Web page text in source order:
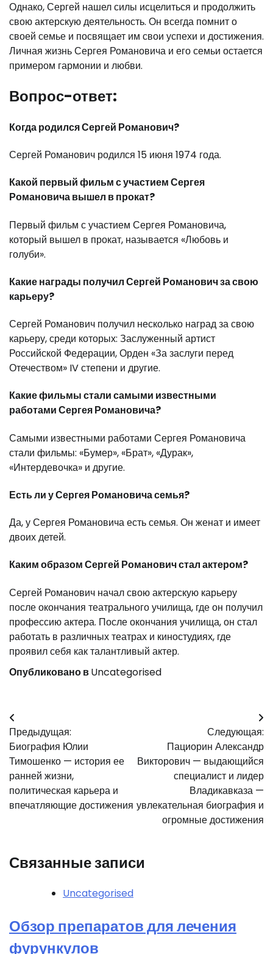
Однако, Сергей нашел силы исцелиться и продолжить
свою актерскую деятельность. Он всегда помнит о
своей семье и посвящает им свои успехи и достижения.
Личная жизнь Сергея Романовича и его семьи остается
примером гармонии и любви.
Вопрос-ответ:
Когда родился Сергей Романович?
Сергей Романович родился 15 июня 1974 года.
Какой первый фильм с участием Сергея
Романовича вышел в прокат?
Первый фильм с участием Сергея Романовича,
который вышел в прокат, называется «Любовь и
голуби».
Какие награды получил Сергей Романович за свою
карьеру?
Сергей Романович получил несколько наград за свою
карьеру, среди которых: Заслуженный артист
Российской Федерации, Орден «За заслуги перед
Отечеством» IV степени и другие.
Какие фильмы стали самыми известными
работами Сергея Романовича?
Самыми известными работами Сергея Романовича
стали фильмы: «Бумер», «Брат», «Дурак»,
«Интердевочка» и другие.
Есть ли у Сергея Романовича семья?
Да, у Сергея Романовича есть семья. Он женат и имеет
двоих детей.
Каким образом Сергей Романович стал актером?
Сергей Романович начал свою актерскую карьеру
после окончания театрального училища, где он получил
профессию актера. После окончания училища, он стал
работать в различных театрах и киностудиях, где
проявил себя как талантливый актер.
Опубликовано вUncategorised
Навигация
по
записям
Предыдущая:
Биография Юлии
Тимошенко — история ее
ранней жизни,
политическая карьера и
впечатляющие достижения
Следующая:
Пациорин Александр
Викторович — выдающийся
специалист и лидер
Владикавказа —
увлекательная биография и
огромные достижения
Связанные записи
Uncategorised
Обзор препаратов для лечения
фурункулов